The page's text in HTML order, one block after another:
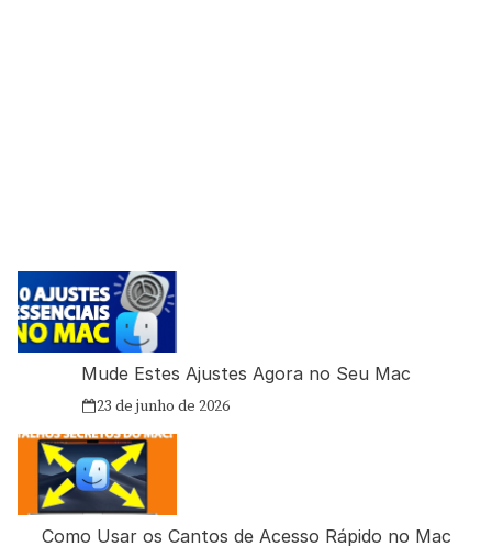
Mude Estes Ajustes Agora no Seu Mac
23 de junho de 2026
Como Usar os Cantos de Acesso Rápido no Mac